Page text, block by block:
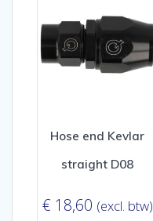
Hose end Kevlar
straight D08
€ 18,60 (excl. btw)